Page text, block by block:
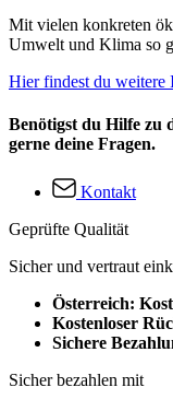
Mit vielen konkreten
Umwelt und Klima so
Hier findest du weitere
Benötigst du Hilfe zu
gerne deine Fragen.
Kontakt
Geprüfte Qualität
Sicher und vertraut
Österreich:
Kostenloser
Sichere
Sicher bezahlen mit